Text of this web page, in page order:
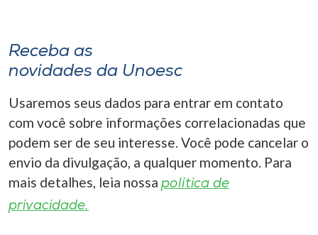
Receba as
novidades da Unoesc
Usaremos seus dados para entrar em contato
com você sobre informações correlacionadas que
podem ser de seu interesse. Você pode cancelar o
envio da divulgação, a qualquer momento. Para
mais detalhes, leia nossa política de
privacidade.